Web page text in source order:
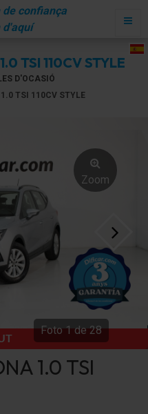
de confiança
d'aquí
TSI 110CV STYLE
D'OCASIÓ
TSI 110CV STYLE
Zoom
Foto1de28
1.0 TSI